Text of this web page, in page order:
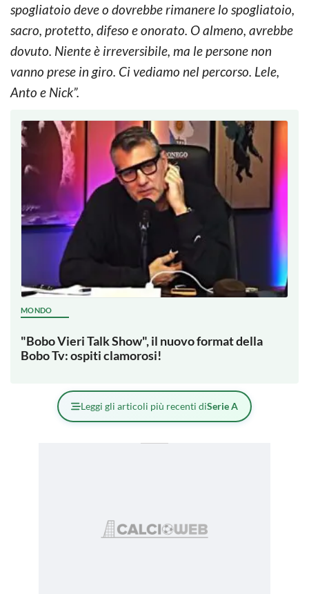
spogliatoio deve o dovrebbe rimanere lo spogliatoio,
sacro, protetto, difeso e onorato. O almeno, avrebbe
dovuto. Niente è irreversibile, ma le persone non
vanno prese in giro. Ci vediamo nel percorso. Lele,
Anto e Nick”.
MONDO
"Bobo Vieri Talk Show", il nuovo format della
Bobo Tv: ospiti clamorosi!
Leggi gli articoli più recenti diSerie A